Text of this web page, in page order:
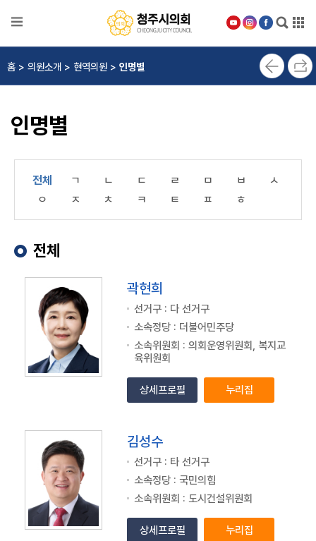
본문으로 바로가기
메인메뉴 바로가기
의
의
소
정
동
위
회
의
회
린
당
홈 > 의원소개 > 현역의원 > 인명별
인명별
전체 ㄱ ㄴ ㄷ ㄹ ㅁ ㅂ
ㅅ
ㅇ
ㅈ ㅊ ㅋ ㅌ ㅍ ㅎ
전체
곽현희
선거구 : 다 선거구
소속정당 : 더불어민주당
소속위원회 : 의회운영위원회, 복지교
육위원회
상세프로필 누리집
김성수
선거구 : 타 선거구
소속정당 : 국민의힘
소속위원회 : 도시건설위원회
상세프로필 누리집